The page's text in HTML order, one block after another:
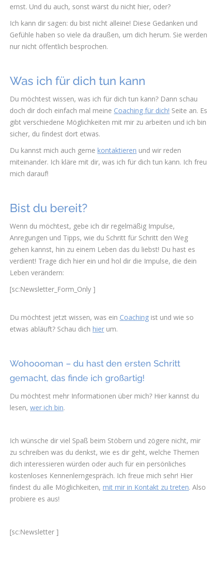
ernst. Und du auch, sonst wärst du nicht hier, oder?
Ich kann dir sagen: du bist nicht alleine! Diese Gedanken und
Gefühle haben so viele da draußen, um dich herum. Sie werden
nur nicht öffentlich besprochen.
Was ich für dich tun kann
Du möchtest wissen, was ich für dich tun kann? Dann schau
doch dir doch einfach mal meine Coaching für dich! Seite an. Es
gibt verschiedene Möglichkeiten mit mir zu arbeiten und ich bin
sicher, du findest dort etwas.
Du kannst mich auch gerne kontaktieren und wir reden
miteinander. Ich kläre mit dir, was ich für dich tun kann. Ich freu
mich darauf!
Bist du bereit?
Wenn du möchtest, gebe ich dir regelmäßig Impulse,
Anregungen und Tipps, wie du Schritt für Schritt den Weg
gehen kannst, hin zu einem Leben das du liebst! Du hast es
verdient! Trage dich hier ein und hol dir die Impulse, die dein
Leben verändern:
[sc:Newsletter_Form_Only ]
Du möchtest jetzt wissen, was ein Coaching ist und wie so
etwas abläuft? Schau dich hier um.
Wohoooman – du hast den ersten Schritt
gemacht, das finde ich großartig!
Du möchtest mehr Informationen über mich? Hier kannst du
lesen, wer ich bin.
Ich wünsche dir viel Spaß beim Stöbern und zögere nicht, mir
zu schreiben was du denkst, wie es dir geht, welche Themen
dich interessieren würden oder auch für ein persönliches
kostenloses Kennenlerngespräch. Ich freue mich sehr! Hier
findest du alle Möglichkeiten, mit mir in Kontakt zu treten. Also
probiere es aus!
[sc:Newsletter ]